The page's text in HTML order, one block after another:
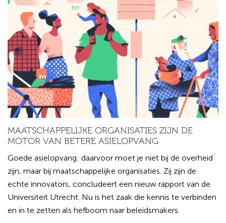
MAATSCHAPPELIJKE ORGANISATIES ZIJN DE
MOTOR VAN BETERE ASIELOPVANG
Goede asielopvang: daarvoor moet je niet bij de overheid
zijn, maar bij maatschappelijke organisaties. Zij zijn de
echte innovators, concludeert een nieuw rapport van de
Universiteit Utrecht. Nu is het zaak die kennis te verbinden
en in te zetten als hefboom naar beleidsmakers.